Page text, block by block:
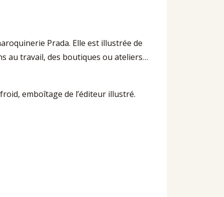
Prada. Elle est illustrée de
au travail, des boutiques ou ateliers…
emboîtage de l’éditeur illustré.